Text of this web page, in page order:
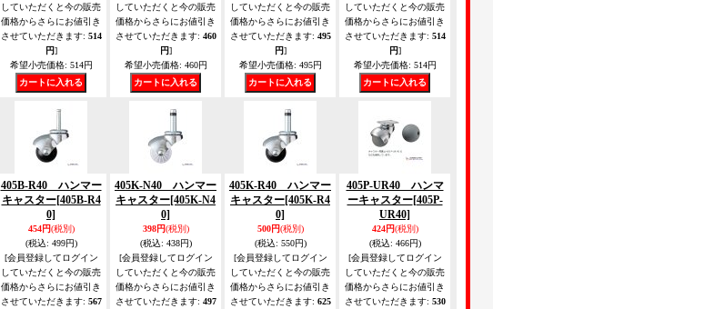
していただくと今の販売
価格からさらにお値引き
させていただきます: 514
円]
希望小売価格: 514円
していただくと今の販売
価格からさらにお値引き
させていただきます: 460
円]
希望小売価格: 460円
していただくと今の販売
価格からさらにお値引き
させていただきます: 495
円]
希望小売価格: 495円
していただくと今の販売
価格からさらにお値引き
させていただきます: 514
円]
希望小売価格: 514円
405B-R40 ハンマー
キャスター[405B-R4
0]
454円(税別)
(税込: 499円)
[会員登録してログイン
していただくと今の販売
価格からさらにお値引き
させていただきます: 567
405K-N40 ハンマー
キャスター[405K-N4
0]
398円(税別)
(税込: 438円)
[会員登録してログイン
していただくと今の販売
価格からさらにお値引き
させていただきます: 497
405K-R40 ハンマー
キャスター[405K-R4
0]
500円(税別)
(税込: 550円)
[会員登録してログイン
していただくと今の販売
価格からさらにお値引き
させていただきます: 625
405P-UR40 ハンマ
ーキャスター[405P-
UR40]
424円(税別)
(税込: 466円)
[会員登録してログイン
していただくと今の販売
価格からさらにお値引き
させていただきます: 530